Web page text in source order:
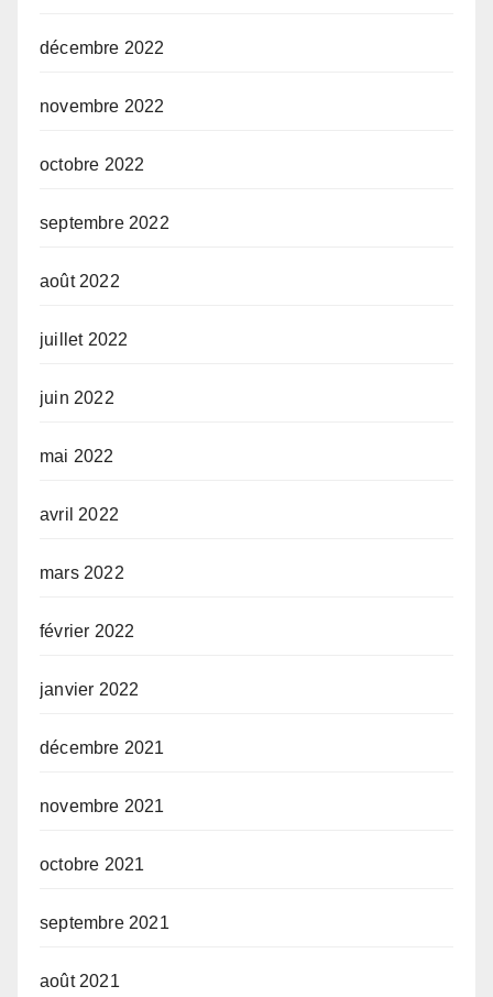
décembre 2022
novembre 2022
octobre 2022
septembre 2022
août 2022
juillet 2022
juin 2022
mai 2022
avril 2022
mars 2022
février 2022
janvier 2022
décembre 2021
novembre 2021
octobre 2021
septembre 2021
août 2021